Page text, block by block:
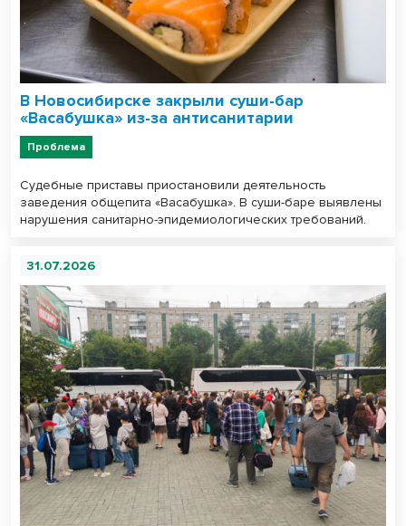
В Новосибирске закрыли суши-бар
«Васабушка» из-за антисанитарии
Проблема
Судебные приставы приостановили деятельность
заведения общепита «Васабушка». В суши-баре выявлены
нарушения санитарно-эпидемиологических требований.
31.07.2026